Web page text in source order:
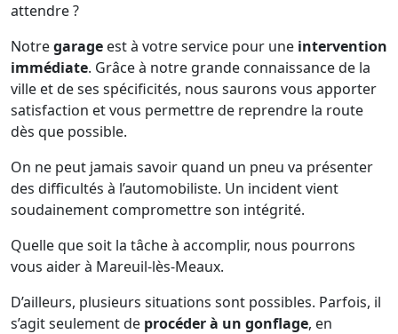
attendre ?
Notregarage est à votre service pour une intervention
immédiate. Grâce à notre grande connaissance de la
ville et de ses spécificités, nous saurons vous apporter
satisfaction et vous permettre de reprendre la route
dès que possible.
On ne peut jamais savoir quand un pneu va présenter
des difficultés à l’automobiliste. Un incident vient
soudainement compromettre son intégrité.
Quelle que soit la tâche à accomplir, nous pourrons
vous aider à Mareuil-lès-Meaux.
D’ailleurs, plusieurs situations sont possibles. Parfois, il
s’agit seulement de procéder à un gonflage, en